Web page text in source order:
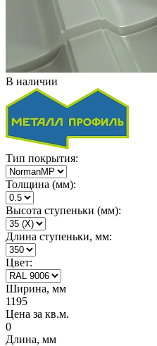
В наличии
Тип покрытия:
Толщина (мм):
Высота ступеньки (мм):
Длина ступеньки, мм:
Цвет:
Ширина, мм
1195
Цена за кв.м.
0
Длина, мм